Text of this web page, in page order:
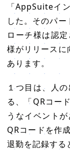
「AppSuiteイ
した。そのパ
ローチ様は認
様がリリースに
あります。
１つ目は、人
る、「QRコー
うなイベント
QRコードを作
退勤を記録する